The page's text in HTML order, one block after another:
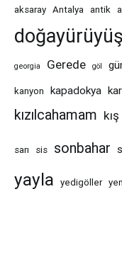
aksaray Antalya antik
georgia Gerede göl
kanyon kapadokya kar
kızılcahamam kış
sarı sis sonbahar
yayla yedigöller